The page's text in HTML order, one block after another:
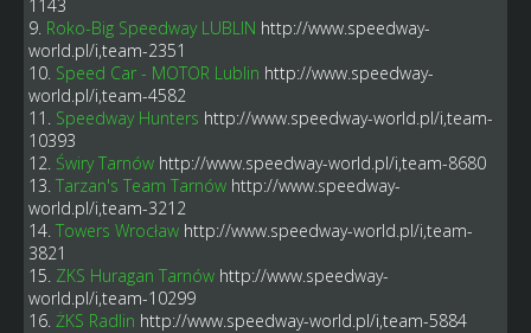
1143
9. Roko-Big Speedway LUBLIN http://www.speedway-
world.pl/i,team-2351
10. Speed Car - MOTOR Lublin http://www.speedway-
world.pl/i,team-4582
11. Speedway Hunters http://www.speedway-world.pl/i,team-
10393
12. Świry Tarnów http://www.speedway-world.pl/i,team-8680
13. Tarzan's Team Tarnów http://www.speedway-
world.pl/i,team-3212
14. Towers Wrocław http://www.speedway-world.pl/i,team-
3821
15. ZKS Huragan Tarnów http://www.speedway-
world.pl/i,team-10299
16. ŻKS Radlin http://www.speedway-world.pl/i,team-5884